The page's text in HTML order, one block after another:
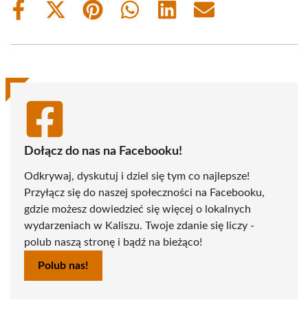
Share
Share
(Twitter)
Share
Share
Share
Share
Dołącz do nas na Facebooku!
Odkrywaj, dyskutuj i dziel się tym co najlepsze!
Przyłącz się do naszej społeczności na Facebooku,
gdzie możesz dowiedzieć się więcej o lokalnych
wydarzeniach w Kaliszu. Twoje zdanie się liczy -
polub naszą stronę i bądź na bieżąco!
Polub nas!